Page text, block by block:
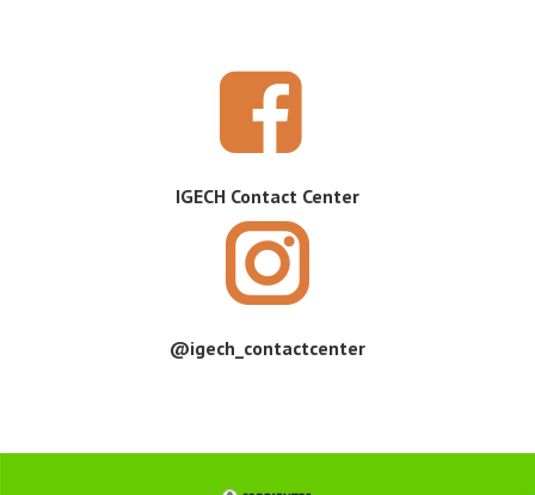
IGECH Contact Center
@igech_contactcenter